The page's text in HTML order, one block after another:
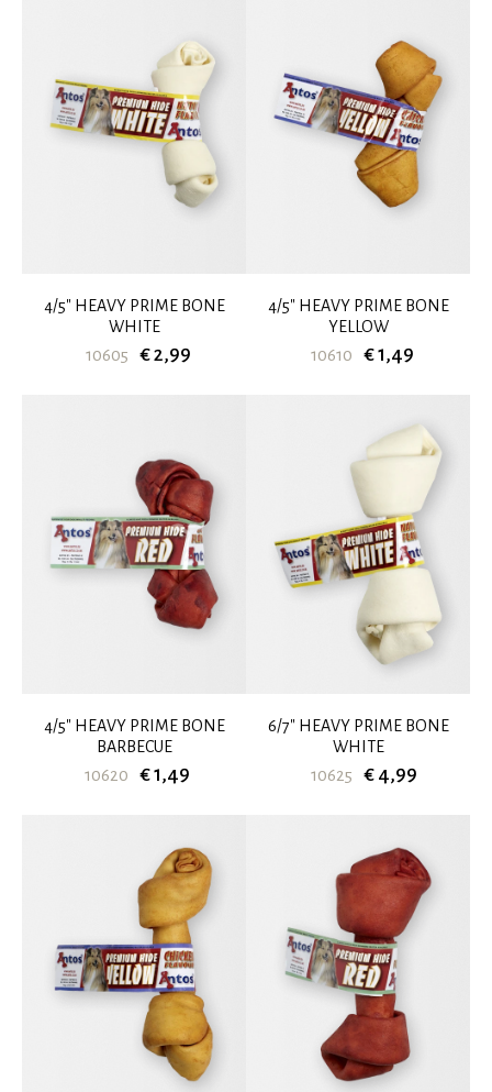
4/5" HEAVY PRIME BONE
WHITE
10605 € 2,99
4/5" HEAVY PRIME BONE
YELLOW
10610 € 1,49
4/5" HEAVY PRIME BONE
BARBECUE
10620 € 1,49
6/7" HEAVY PRIME BONE
WHITE
10625 € 4,99